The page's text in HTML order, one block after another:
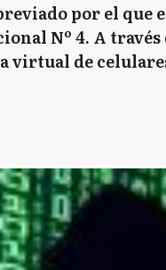
por el que
Nº 4. A través
virtual de